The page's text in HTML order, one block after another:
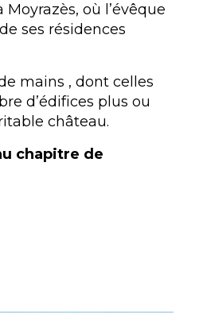
où l’évêque
ses résidences
mains , dont celles
d’édifices plus ou
château.
chapitre de